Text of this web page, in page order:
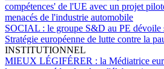
compétences' de l'UE avec un projet
menacés de l'industrie automobile
SOCIAL : le groupe S&D au PE dévoile
Stratégie européenne de lutte contre la
INSTITUTIONNEL
MIEUX LÉGIFÉRER : la Médiatrice